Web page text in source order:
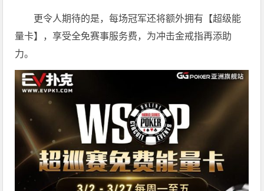
更令人期待的是，每场冠军还将额外拥有【超级能
量卡】，享受全免赛事服务费，为冲击金戒指再添助
力。